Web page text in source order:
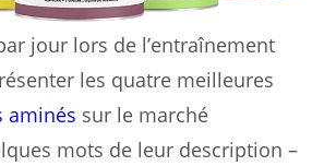
jour lors de l’entraînement
les quatre meilleures
aminés sur le marché
mots de leur description –